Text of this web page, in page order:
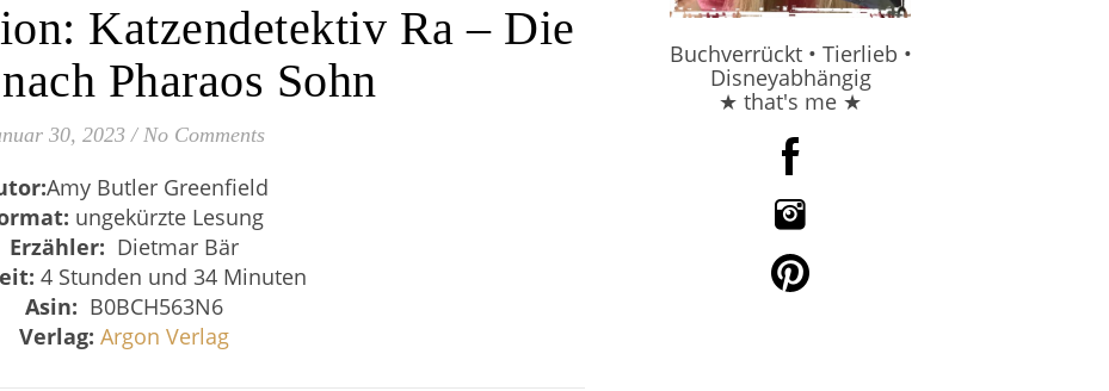
Katzendetektiv Ra – Die
Pharaos Sohn
30, 2023 / No Comments
Amy Butler Greenfield
ungekürzte Lesung
Erzähler: Dietmar Bär
4 Stunden und 34 Minuten
Asin: B0BCH563N6
Verlag: Argon Verlag
Buchverrückt • Tierlieb •
Disneyabhängig
★ that's me ★